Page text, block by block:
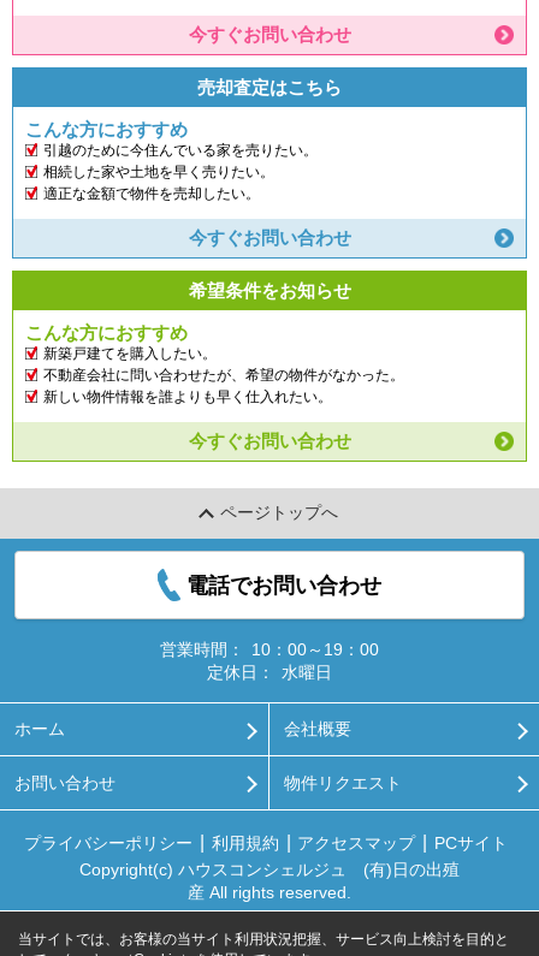
今すぐお問い合わせ
売却査定はこちら
こんな方におすすめ
引越のために今住んでいる家を売りたい。
相続した家や土地を早く売りたい。
適正な金額で物件を売却したい。
今すぐお問い合わせ
希望条件をお知らせ
こんな方におすすめ
新築戸建てを購入したい。
不動産会社に問い合わせたが、希望の物件がなかった。
新しい物件情報を誰よりも早く仕入れたい。
今すぐお問い合わせ
ページトップへ
電話でお問い合わせ
営業時間：
10：00～19：00
定休日：
水曜日
ホーム 会社概要
お問い合わせ 物件リクエスト
プライバシーポリシー 利用規約 アクセスマップ
PCサイト
Copyright(c) ハウスコンシェルジュ (有)日の出殖
産 All rights reserved.
当サイトでは、お客様の当サイト利用状況把握、サービス向上検討を目的と